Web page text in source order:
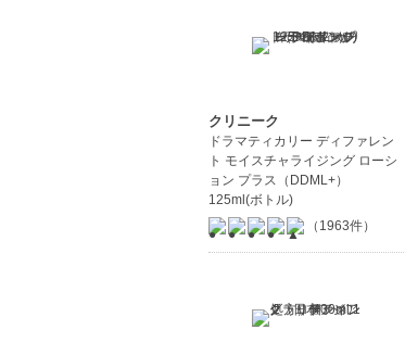
クリニーク
ドラマティカリー ディファレン
ト モイスチャライジング ローシ
ョン プラス（DDML+）
125ml(ボトル)
（1963件）